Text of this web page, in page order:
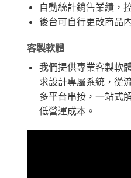
自動統計銷售業績，
後台可自行更改商品
客製軟體
我們提供專業客製軟
求設計專屬系統，從
多平台串接，一站式
低營運成本。